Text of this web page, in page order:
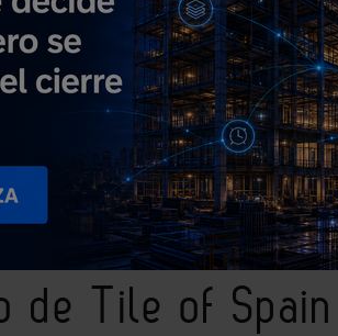
EMPRESAS PREMIUM
de Tile of Spain galardonados con los CID
de Tile of Spain